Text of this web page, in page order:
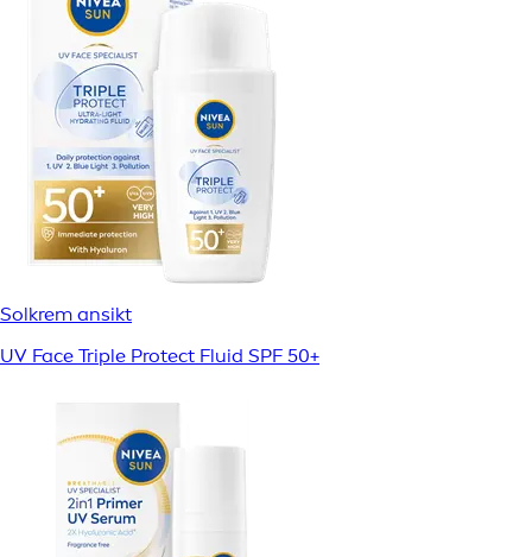
Solkrem ansikt
UV Face Triple Protect Fluid SPF 50+